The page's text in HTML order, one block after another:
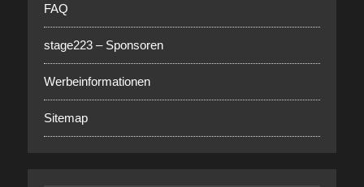
FAQ
stage223 – Sponsoren
Werbeinformationen
Sitemap